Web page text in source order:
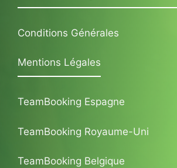
Conditions Générales
Mentions Légales
TeamBooking Espagne
TeamBooking Royaume-Uni
TeamBooking Belgique